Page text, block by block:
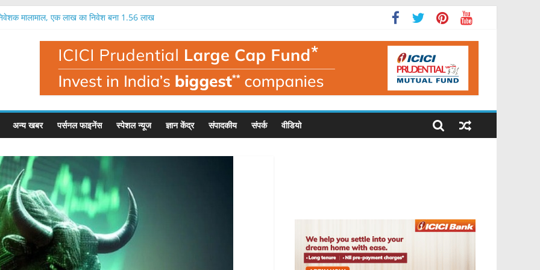
मालामाल, एक लाख का निवेश बना 1.56 लाख
का आईपीओ आज से, इतना मिल सकता है फायदा
तक मुनाफा, नतीजों के बाद यह है इसका भाव
लाख रुपये का निवेश बन सकता है 1.35 लाख रुपये
अन्य खबर पर्सनल फाइनेंस स्पेशल न्यूज ज्ञान केंद्र संपादकीय संपर्क वीडियो